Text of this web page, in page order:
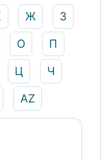
Ж
З
О
П
Ц
Ч
AZ